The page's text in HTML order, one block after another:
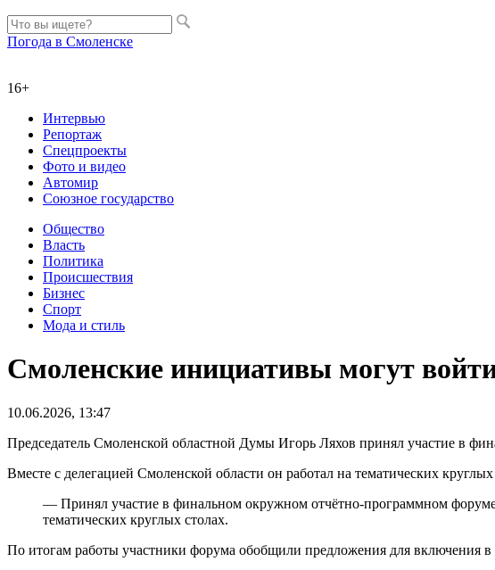
Погода в Смоленске
16+
Интервью
Репортаж
Спецпроекты
Фото и видео
Автомир
Союзное государство
Общество
Власть
Политика
Происшествия
Бизнес
Спорт
Мода и стиль
Смоленские инициативы могут
10.06.2026, 13:47
Председатель Смоленской областной Думы Игорь Ляхов принял участие в
Вместе с делегацией Смоленской области он работал на тематических
— Принял участие в финальном окружном отчётно-программном форуме
тематических круглых столах.
По итогам работы участники форума обобщили предложения для включения